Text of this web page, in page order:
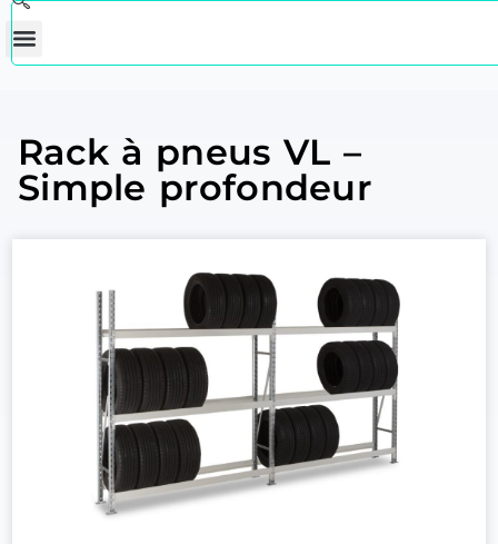
Rack à pneus VL –
Simple profondeur